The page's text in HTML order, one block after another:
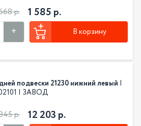
р. 1 585 р.
В корзину
подвески 21230 нижний левый |
| ЗАВОД
р. 12 203 р.